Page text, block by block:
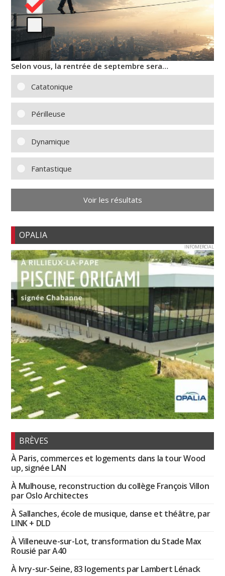
Selon vous, la rentrée de septembre sera…
Catatonique
Périlleuse
Dynamique
Fantastique
Voir les résultats
OPALIA
INFOMERCIAL
BRÈVES
À Paris, commerces et logements dans la tour Wood
up, signée LAN
À Mulhouse, reconstruction du collège François Villon
par Oslo Architectes
À Sallanches, école de musique, danse et théâtre, par
LINK + DLD
À Villeneuve-sur-Lot, transformation du Stade Max
Rousié par A40
À Ivry-sur-Seine, 83 logements par Lambert Lénack